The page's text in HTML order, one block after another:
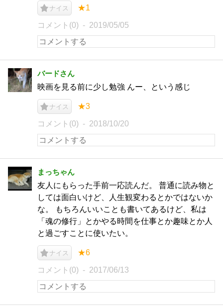
ナイス ★1
コメント(0) 2019/05/05
バードさん
映画を見る前に少し勉強 んー、という感じ
ナイス ★3
コメント(0) 2018/10/20
まっちゃん
友人にもらった手前一応読んだ。 普通に読み物と
しては面白いけど、人生観変わるとかではないか
な。 もちろんいいことも書いてあるけど、私は
「魂の修行」とかやる時間を仕事とか趣味とか人
と過ごすことに使いたい。
ナイス ★6
コメント(0) 2017/06/13